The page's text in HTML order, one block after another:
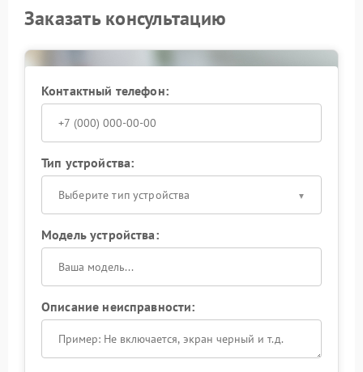
Заказать консультацию
Контактный телефон:
Тип устройства:
Выберите тип устройства
Модель устройства:
Описание неисправности: